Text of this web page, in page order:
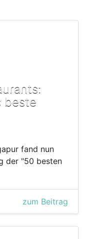
beste
fand nun
der "50 besten
zum Beitrag